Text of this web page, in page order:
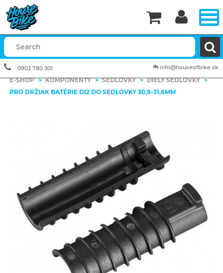
E-SHOP > KOMPONENTY > SEDLOVKY > DIELY SEDLOVKY >
PRO DRŽIAK BATÉRIE DI2 DO SEDLOVKY 30,9-31,6MM


info@houseofbike.sk
0903 780 301